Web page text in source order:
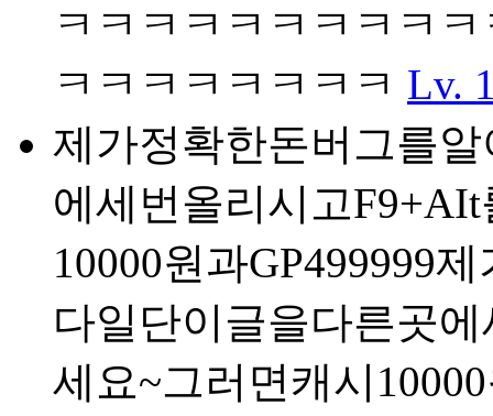
ㅋㅋㅋㅋㅋㅋㅋㅋㅋ
ㅋㅋㅋㅋㅋㅋㅋㅋ Lv.
제가정확한돈버그를
에세번올리시고
10000원과GP499999
다일단이글을다른곳
세요~그러면캐시